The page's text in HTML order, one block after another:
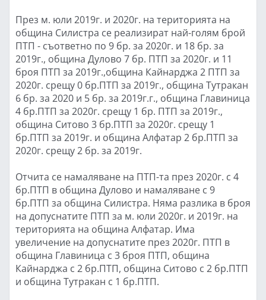
През м. юли 2019г. и 2020г. на територията на
община Силистра се реализират най-голям брой
ПТП - съответно по 9 бр. за 2020г. и 18 бр. за
2019г., община Дулово 7 бр. ПТП за 2020г. и 11
броя ПТП за 2019г.,община Кайнарджа 2 ПТП за
2020г. срещу 0 бр.ПТП за 2019г., община Тутракан
6 бр. за 2020 и 5 бр. за 2019г.г., община Главиница
4 бр.ПТП за 2020г. срещу 1 бр. ПТП за 2019г.,
община Ситово 3 бр.ПТП за 2020г. срещу 1
бр.ПТП за 2019г. и община Алфатар 2 бр.ПТП за
2020г. срещу 2 бр. за 2019г.
Отчита се намаляване на ПТП-та през 2020г. с 4
бр.ПТП в община Дулово и намаляване с 9
бр.ПТП за община Силистра. Няма разлика в броя
на допуснатите ПТП за м. юли 2020г. и 2019г. на
територията на община Алфатар. Има
увеличение на допуснатите през 2020г. ПТП в
община Главиница с 3 броя ПТП, община
Кайнарджа с 2 бр.ПТП, община Ситово с 2 бр.ПТП
и община Тутракан с 1 бр.ПТП.